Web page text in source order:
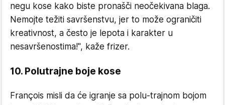
negu kose kako biste pronašči neočekivana blaga.
Nemojte težiti savršenstvu, jer to može ograničiti
kreativnost, a često je lepota i karakter u
nesavršenostima!", kaže frizer.
10. Polutrajne boje kose
François misli da će igranje sa polu-trajnom bojom